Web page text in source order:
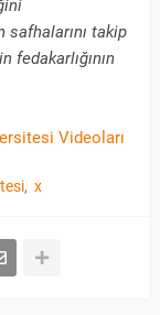
safhalarını takip
Videoları
x